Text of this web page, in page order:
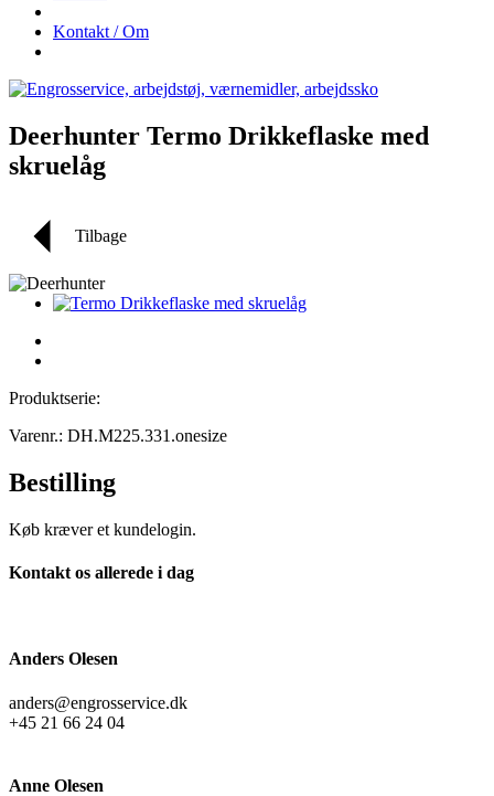
Kontakt / Om
Deerhunter Termo Drikkeflaske med
skruelåg
Tilbage
Produktserie:
Varenr.: DH.M225.331.onesize
Bestilling
Køb kræver et kundelogin.
Kontakt os allerede i dag
Anders Olesen
anders@engrosservice.dk
+45 21 66 24 04
Anne Olesen